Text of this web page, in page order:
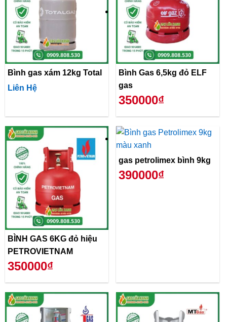
Bình gas xám 12kg Total
Liên Hệ
Bình Gas 6,5kg đỏ ELF
gas
350000₫
BÌNH GAS 6KG đỏ hiệu
PETROVIETNAM
350000₫
gas petrolimex bình 9kg
390000₫